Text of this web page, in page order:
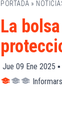
PORTADA »
La
Jue 09 Ene 2025 ▪